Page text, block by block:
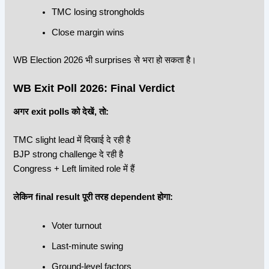
TMC losing strongholds
Close margin wins
WB Election 2026 भी surprises से भरा हो सकता है।
WB Exit Poll 2026: Final Verdict
अगर exit polls को देखें, तो:
TMC slight lead में दिखाई दे रही है
BJP strong challenge दे रही है
Congress + Left limited role में हैं
लेकिन final result पूरी तरह dependent होगा:
Voter turnout
Last-minute swing
Ground-level factors